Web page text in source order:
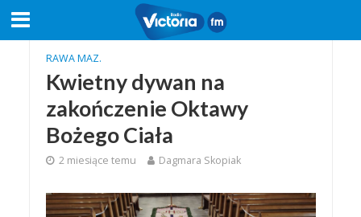
RAWA MAZ.
Kwietny dywan na
zakończenie Oktawy
Bożego Ciała
2 miesiące temu Dagmara Skopiak